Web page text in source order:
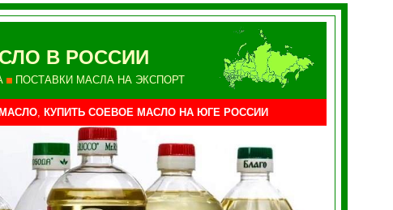
В РОССИИ
ПОСТАВКИ МАСЛА НА ЭКСПОРТ
, КУПИТЬ СОЕВОЕ МАСЛО НА ЮГЕ РОССИИ